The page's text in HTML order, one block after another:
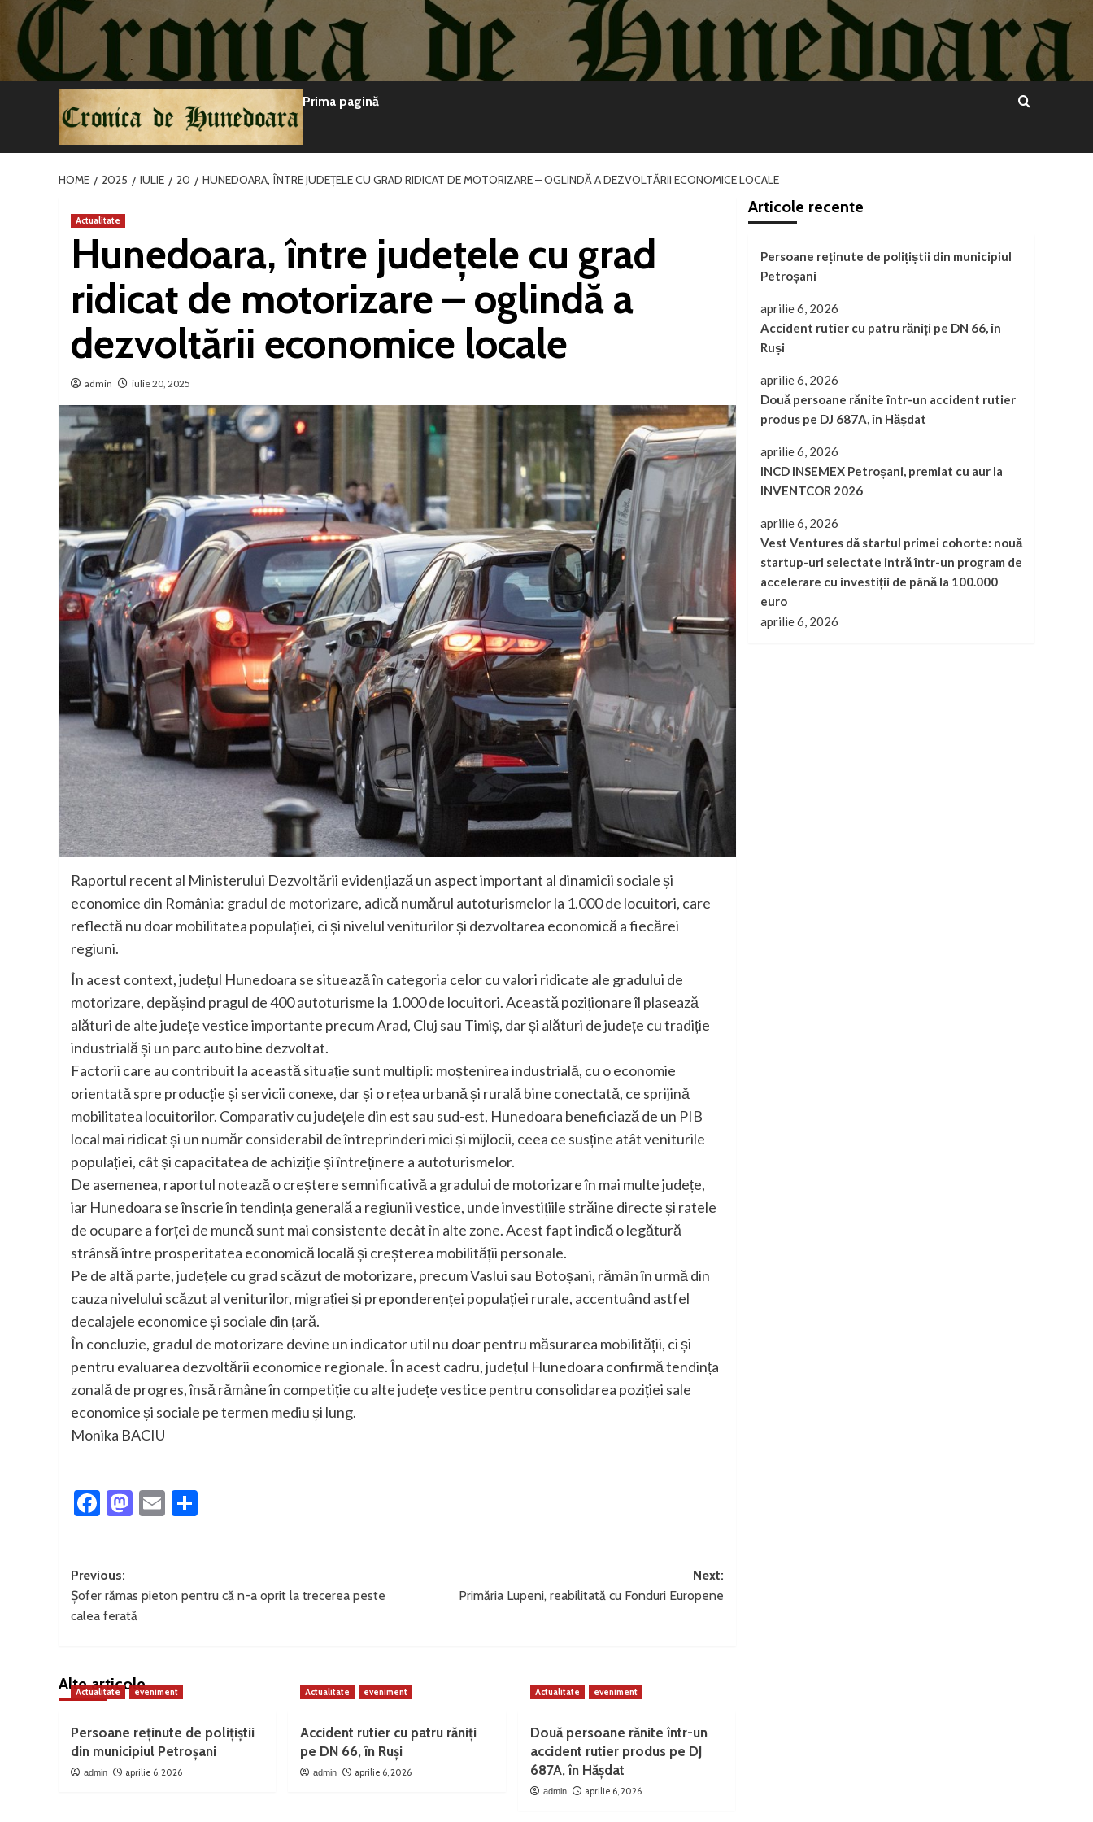
conținut
Prima pagină
HOME 2025 IULIE 20 HUNEDOARA, ÎNTRE JUDEȚELE CU GRAD RIDICAT DE MOTORIZARE – OGLINDĂ A DEZVOLTĂRII ECONOMICE LOCALE
Actualitate
Hunedoara, între județele cu grad
ridicat de motorizare – oglindă a
dezvoltării economice locale
admin iulie 20, 2025
Raportul recent al Ministerului Dezvoltării evidențiază un aspect important al dinamicii sociale și
economice din România: gradul de motorizare, adică numărul autoturismelor la 1.000 de locuitori, care
reflectă nu doar mobilitatea populației, ci și nivelul veniturilor și dezvoltarea economică a fiecărei
regiuni.
În acest context, județul Hunedoara se situează în categoria celor cu valori ridicate ale gradului de
motorizare, depășind pragul de 400 autoturisme la 1.000 de locuitori. Această poziționare îl plasează
alături de alte județe vestice importante precum Arad, Cluj sau Timiș, dar și alături de județe cu tradiție
industrială și un parc auto bine dezvoltat.
Factorii care au contribuit la această situație sunt multipli: moștenirea industrială, cu o economie
orientată spre producție și servicii conexe, dar și o rețea urbană și rurală bine conectată, ce sprijină
mobilitatea locuitorilor. Comparativ cu județele din est sau sud-est, Hunedoara beneficiază de un PIB
local mai ridicat și un număr considerabil de întreprinderi mici și mijlocii, ceea ce susține atât veniturile
populației, cât și capacitatea de achiziție și întreținere a autoturismelor.
De asemenea, raportul notează o creștere semnificativă a gradului de motorizare în mai multe județe,
iar Hunedoara se înscrie în tendința generală a regiunii vestice, unde investițiile străine directe și ratele
de ocupare a forței de muncă sunt mai consistente decât în alte zone. Acest fapt indică o legătură
strânsă între prosperitatea economică locală și creșterea mobilității personale.
Pe de altă parte, județele cu grad scăzut de motorizare, precum Vaslui sau Botoșani, rămân în urmă din
cauza nivelului scăzut al veniturilor, migrației și preponderenței populației rurale, accentuând astfel
decalajele economice și sociale din țară.
În concluzie, gradul de motorizare devine un indicator util nu doar pentru măsurarea mobilității, ci și
pentru evaluarea dezvoltării economice regionale. În acest cadru, județul Hunedoara confirmă tendința
zonală de progres, însă rămâne în competiție cu alte județe vestice pentru consolidarea poziției sale
economice și sociale pe termen mediu și lung.
Monika BACIU
Facebook
Mastodon
Email
Post
navigation
Previous:
Șofer rămas pieton pentru că n-a oprit la trecerea peste
calea ferată
Next:
Primăria Lupeni, reabilitată cu Fonduri Europene
Alte articole
Actualitate eveniment
Persoane reținute de polițiștii
din municipiul Petroșani
admin aprilie 6, 2026
Actualitate eveniment
Accident rutier cu patru răniți
pe DN 66, în Ruși
admin aprilie 6, 2026
Actualitate eveniment
Două persoane rănite într-un
accident rutier produs pe DJ
687A, în Hășdat
admin aprilie 6, 2026
Articole recente
Persoane reținute de polițiștii din municipiul
Petroșani
aprilie 6, 2026
Accident rutier cu patru răniți pe DN 66, în
Ruși
aprilie 6, 2026
Două persoane rănite într-un accident rutier
produs pe DJ 687A, în Hășdat
aprilie 6, 2026
INCD INSEMEX Petroșani, premiat cu aur la
INVENTCOR 2026
aprilie 6, 2026
Vest Ventures dă startul primei cohorte: nouă
startup-uri selectate intră într-un program de
accelerare cu investiții de până la 100.000
euro
aprilie 6, 2026